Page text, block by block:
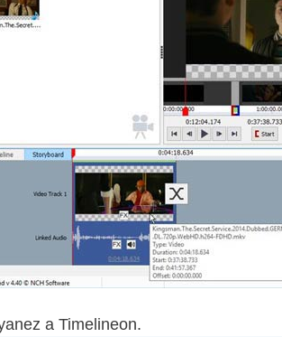
a Timelineon.